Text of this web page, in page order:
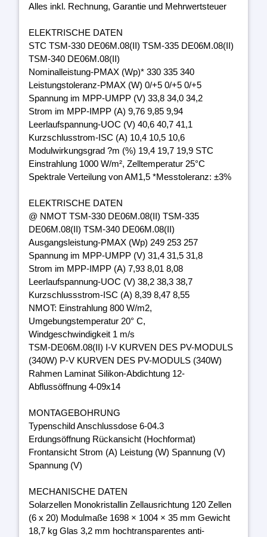
Alles inkl. Rechnung, Garantie und Mehrwertsteuer
ELEKTRISCHE DATEN
STC TSM-330 DE06M.08(II) TSM-335 DE06M.08(II)
TSM-340 DE06M.08(II)
Nominalleistung-PMAX (Wp)* 330 335 340
Leistungstoleranz-PMAX (W) 0/+5 0/+5 0/+5
Spannung im MPP-UMPP (V) 33,8 34,0 34,2
Strom im MPP-IMPP (A) 9,76 9,85 9,94
Leerlaufspannung-UOC (V) 40,6 40,7 41,1
Kurzschlusstrom-ISC (A) 10,4 10,5 10,6
Modulwirkungsgrad ?m (%) 19,4 19,7 19,9 STC
Einstrahlung 1000 W/m², Zelltemperatur 25°C
Spektrale Verteilung von AM1,5 *Messtoleranz: ±3%
ELEKTRISCHE DATEN
@ NMOT TSM-330 DE06M.08(II) TSM-335
DE06M.08(II) TSM-340 DE06M.08(II)
Ausgangsleistung-PMAX (Wp) 249 253 257
Spannung im MPP-UMPP (V) 31,4 31,5 31,8
Strom im MPP-IMPP (A) 7,93 8,01 8,08
Leerlaufspannung-UOC (V) 38,2 38,3 38,7
Kurzschlussstrom-ISC (A) 8,39 8,47 8,55
NMOT: Einstrahlung 800 W/m2,
Umgebungstemperatur 20° C,
Windgeschwindigkeit 1 m/s
TSM-DE06M.08(II) I-V KURVEN DES PV-MODULS
(340W) P-V KURVEN DES PV-MODULS (340W)
Rahmen Laminat Silikon-Abdichtung 12-
Abflussöffnung 4-09x14
MONTAGEBOHRUNG
Typenschild Anschlussdose 6-04.3
Erdungsöffnung Rückansicht (Hochformat)
Frontansicht Strom (A) Leistung (W) Spannung (V)
Spannung (V)
MECHANISCHE DATEN
Solarzellen Monokristallin Zellausrichtung 120 Zellen
(6 x 20) Modulmaße 1698 × 1004 × 35 mm Gewicht
18,7 kg Glas 3,2 mm hochtransparentes anti-